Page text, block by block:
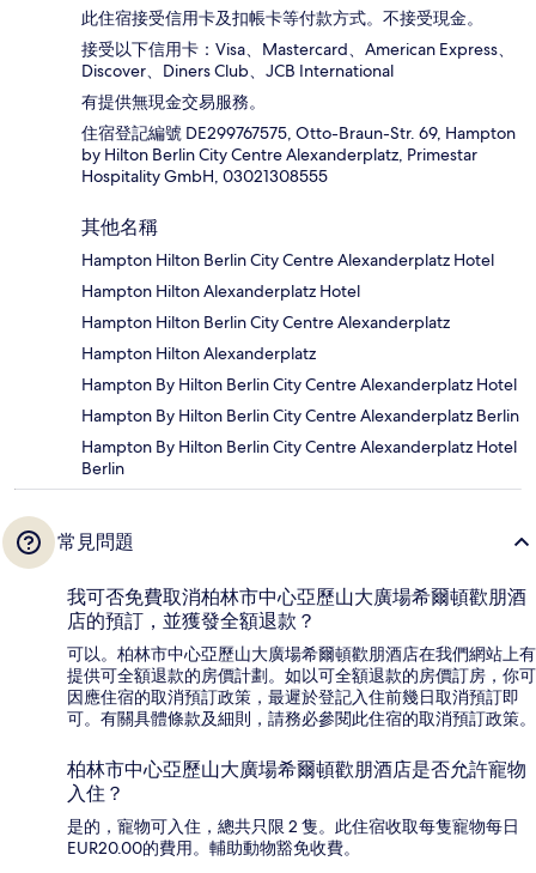
此住宿接受信用卡及扣帳卡等付款方式。不接受現金。
接受以下信用卡：Visa、Mastercard、American Express、
Discover、Diners Club、JCB International
有提供無現金交易服務。
住宿登記編號 DE299767575, Otto-Braun-Str. 69, Hampton
by Hilton Berlin City Centre Alexanderplatz, Primestar
Hospitality GmbH, 03021308555
其他名稱
Hampton Hilton Berlin City Centre Alexanderplatz Hotel
Hampton Hilton Alexanderplatz Hotel
Hampton Hilton Berlin City Centre Alexanderplatz
Hampton Hilton Alexanderplatz
Hampton By Hilton Berlin City Centre Alexanderplatz Hotel
Hampton By Hilton Berlin City Centre Alexanderplatz Berlin
Hampton By Hilton Berlin City Centre Alexanderplatz Hotel
Berlin
常見問題
我可否免費取消柏林市中心亞歷山大廣場希爾頓歡朋酒
店的預訂，並獲發全額退款？
可以。柏林市中心亞歷山大廣場希爾頓歡朋酒店在我們網站上有
提供可全額退款的房價計劃。如以可全額退款的房價訂房，你可
因應住宿的取消預訂政策，最遲於登記入住前幾日取消預訂即
可。有關具體條款及細則，請務必參閱此住宿的取消預訂政策。
柏林市中心亞歷山大廣場希爾頓歡朋酒店是否允許寵物
入住？
是的，寵物可入住，總共只限 2 隻。此住宿收取每隻寵物每日
EUR20.00的費用。輔助動物豁免收費。